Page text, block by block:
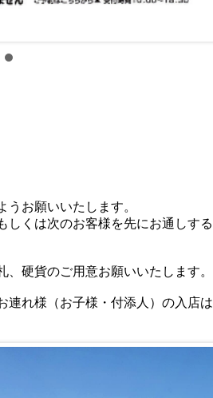
お願いいたします。
しくは次のお客様を先にお通しする
硬貨のご用意お願いいたします。
れ様（お子様・付添人）の入店は